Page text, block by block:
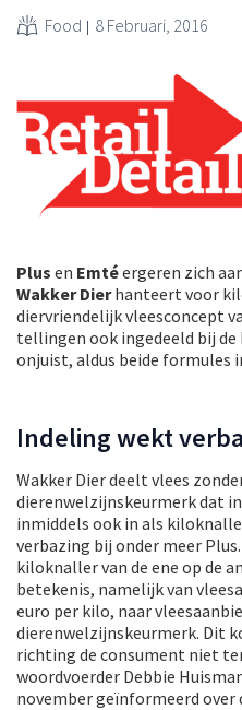
Food 8 Februari, 2016
Plus en Emtéergeren zich
Wakker Dierhanteert voor
diervriendelijk vleesconcept
tellingen ook ingedeeld bij
onjuist, aldus beide formules
Indeling wekt
Wakker Dier deelt vlees
dierenwelzijnskeurmerk dat
inmiddels ook in als
verbazing bij onder meer
kiloknaller van de ene op de
betekenis, namelijk van
euro per kilo, naar
dierenwelzijnskeurmerk. Dit
richting de consument niet
woordvoerder Debbie
november geïnformeerd over